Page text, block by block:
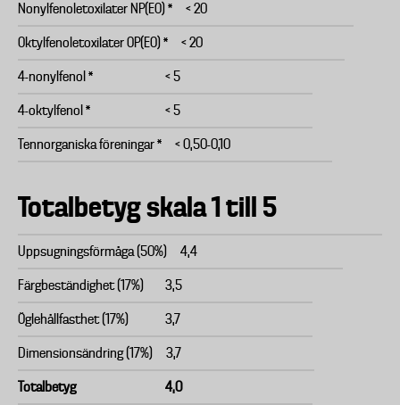
Nonylfenoletoxilater NP(EO) * < 20
Oktylfenoletoxilater OP(EO) * < 20
4-nonylfenol * < 5
4-oktylfenol * < 5
Tennorganiska föreningar * < 0,50-0,10
Totalbetyg skala 1 till 5
Uppsugningsförmåga (50%) 4,4
Färgbeständighet (17%) 3,5
Öglehållfasthet (17%) 3,7
Dimensionsändring (17%) 3,7
Totalbetyg 4,0